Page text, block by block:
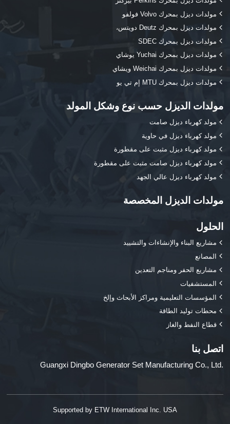
مولدات ديزل بمحرك Volvo فولفو
مولدات ديزل بمحرك Deutz دويتس،
مولدات ديزل بمحرك SDEC
مولدات ديزل بمحرك Yuchai يوشاي
مولدات ديزل بمحرك Weichai ويشاي
مولدات ديزل بمحرك MTU إم تي يو
مولدات الديزل حسب نوع وشكل المولد
مولد كهرباء ديزل صامت
مولد كهرباء ديزل في حاوية
مولد كهرباء ديزل مثبت على مقطورة
مولد كهرباء ديزل صامت مثبت على مقطورة
مولد كهرباء ديزل عالي الجهد
مولدات الديزل المخصصة
الحلول
مشاريع البناء والإنشاءات والتشييد
المصانع
مشاريع الحفر ومناجم التعدين
المستشفيات
المؤسسات التعليمية ومراكز الأبحاث وإلخ
محطات توليد الطاقة
قطاع النفط والغاز
اتصل بنا
Guangxi Dingbo Generator Set Manufacturing Co., Ltd.
Supported by ETW International Inc. USA